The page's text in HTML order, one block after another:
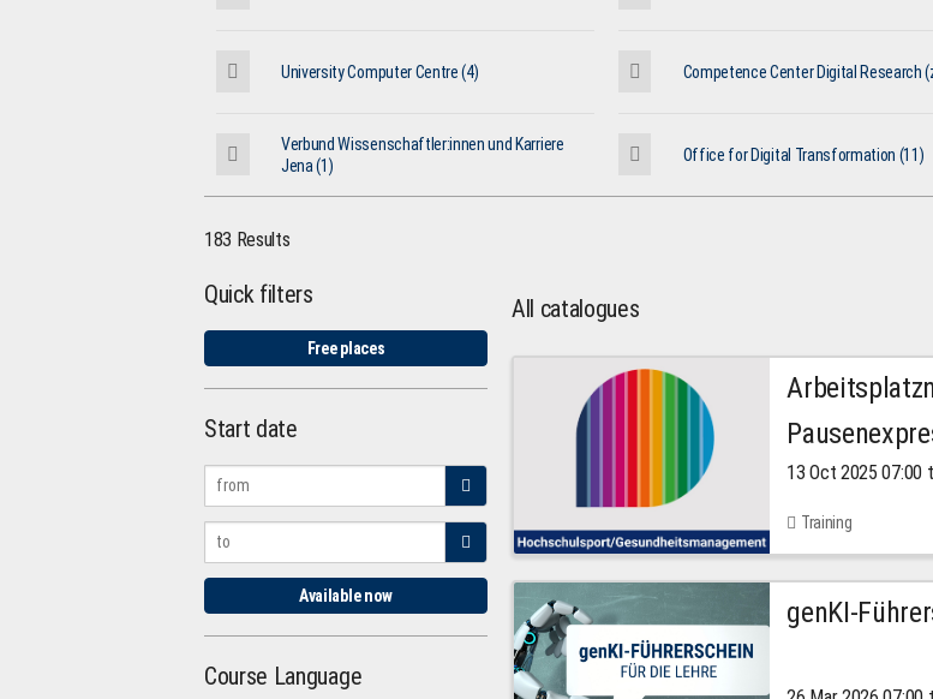
University Computer Centre (4) Competence Center Digital Research
Verbund Wissenschaftler:innen und Karriere
Jena (1)
Office for Digital Transformation (11)
183 Results
Quick filters
Free places
Start date
Available now
Course Language
All catalogues
13 Oct 2025 07:00
Training
genKI-